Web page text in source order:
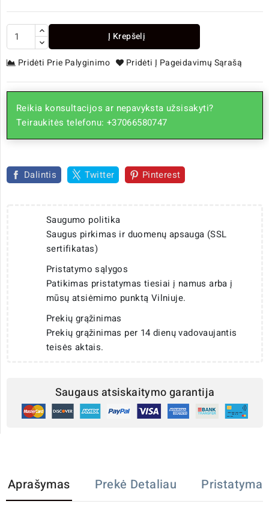
Į Krepšelį
Pridėti Prie Palyginimo Pridėti Į Pageidavimų Sąrašą
Reikia konsultacijos ar nepavyksta užsisakyti?
Teiraukitės telefonu: +37066580747
Dalintis Twitter Pinterest
Saugumo politika
Saugus pirkimas ir duomenų apsauga (SSL
sertifikatas)
Pristatymo sąlygos
Patikimas pristatymas tiesiai į namus arba į
mūsų atsiėmimo punktą Vilniuje.
Prekių grąžinimas
Prekių grąžinimas per 14 dienų vadovaujantis
teisės aktais.
Saugaus atsiskaitymo garantija
Aprašymas Prekė Detaliau Pristatymas